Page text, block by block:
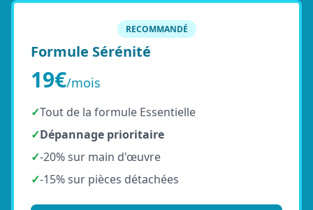
RECOMMANDÉ
Formule Sérénité
19€/mois
✓Tout de la formule Essentielle
✓Dépannage prioritaire
✓-20% sur main d'œuvre
✓-15% sur pièces détachées